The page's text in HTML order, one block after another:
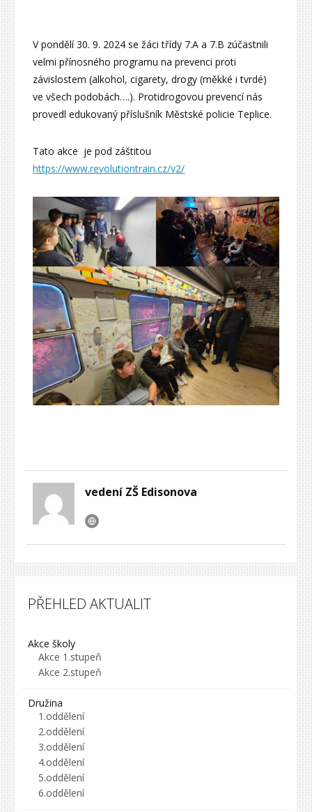
V pondělí 30. 9. 2024 se žáci třídy 7.A a 7.B zúčastnili
velmi přínosného programu na prevenci proti
závislostem (alkohol, cigarety, drogy (měkké i tvrdé)
ve všech podobách….). Protidrogovou prevencí nás
provedl edukovaný příslušník Městské policie Teplice.
Tato akce je pod záštitou
https://www.revolutiontrain.cz/v2/
vedení ZŠ Edisonova
PŘEHLED AKTUALIT
Akce školy
Akce 1.stupeň
Akce 2.stupeň
Družina
1.oddělení
2.oddělení
3.oddělení
4.oddělení
5.oddělení
6.oddělení